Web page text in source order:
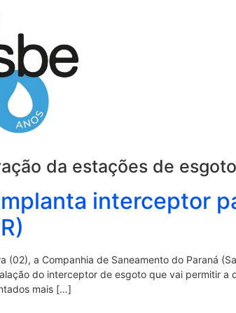
da estações de
interceptor
(02), a Companhia de Saneamento do Paraná
do interceptor de esgoto que vai permitir
mais […]